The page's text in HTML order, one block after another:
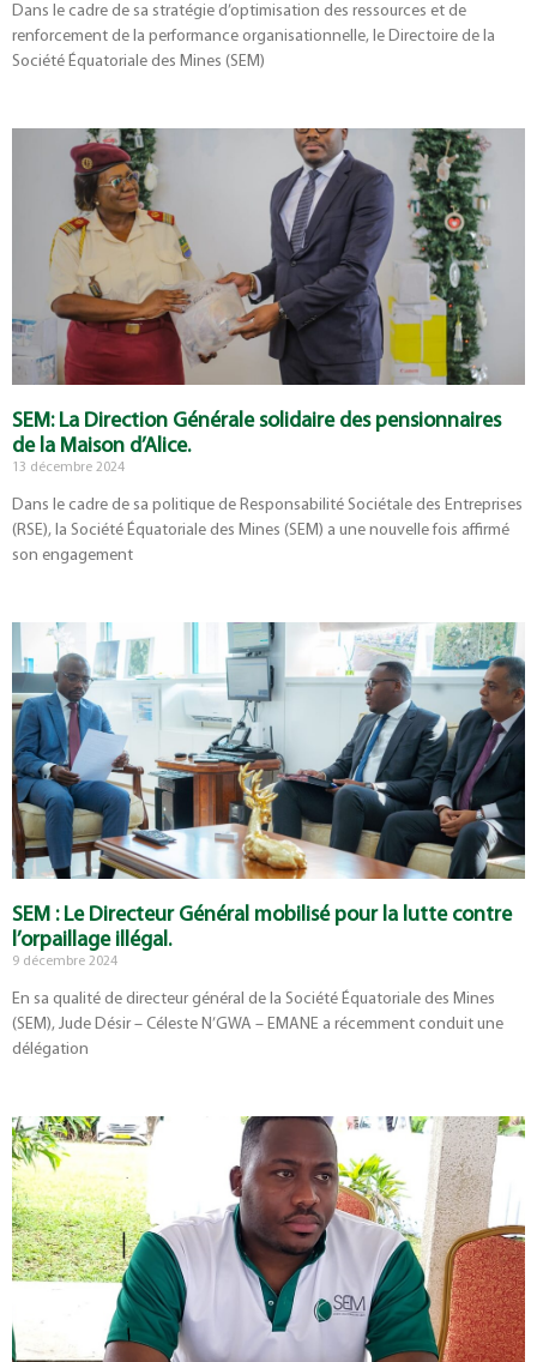
Dans le cadre de sa stratégie d’optimisation des ressources et de
renforcement de la performance organisationnelle, le Directoire de la
Société Équatoriale des Mines (SEM)
SEM: La Direction Générale solidaire des pensionnaires
de la Maison d’Alice.
13 décembre 2024
Dans le cadre de sa politique de Responsabilité Sociétale des Entreprises
(RSE), la Société Équatoriale des Mines (SEM) a une nouvelle fois affirmé
son engagement
SEM : Le Directeur Général mobilisé pour la lutte contre
l’orpaillage illégal.
9 décembre 2024
En sa qualité de directeur général de la Société Équatoriale des Mines
(SEM), Jude Désir – Céleste N’GWA – EMANE a récemment conduit une
délégation